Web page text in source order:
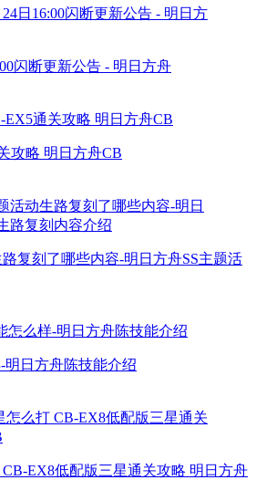
闪断更新公告 - 明日方舟
攻略 明日方舟CB
复刻了哪些内容-明日方舟SS主题活
明日方舟陈技能介绍
EX8低配版三星通关攻略 明日方舟